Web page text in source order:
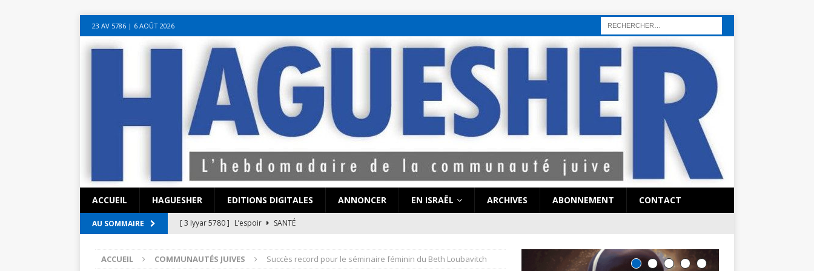
seks hattı numara istanbul escort bayanlar sex hattı telefonda seks numara
canlı sohbet hatları sohbet numaraları ucuz sex sohbet hattı numaraları
23 AV 5786‎ | 6 AOÛT 2026
ACCUEIL HAGUESHER EDITIONS DIGITALES ANNONCER EN ISRAËL ARCHIVES ABONNEMENT CONTACT
AU SOMMAIRE [ 3 Iyyar 5780 ] L’espoir
SANTÉ
?
EN ISRAËL
ACCUEIL COMMUNAUTÉS JUIVES Succès record pour le séminaire féminin du Beth Loubavitch